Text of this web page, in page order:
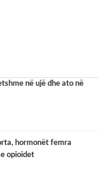
në ujë dhe ato në
hormonët femra
opioidet